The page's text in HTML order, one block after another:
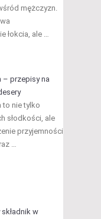
mężczyzn.
łokcia, ale …
– przepisy na
to nie tylko
słodkości, ale
przyjemności
…
w